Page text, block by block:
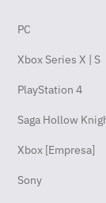
PC
Xbox Series X | S
PlayStation 4
Saga Hollow
Xbox [Empresa]
Sony